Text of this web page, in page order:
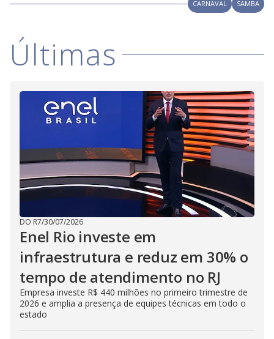
V
i
d
o
d CARNAVAL SAMBA
Últimas
DO R7/30/07/2026
Enel Rio investe em
infraestrutura e reduz em 30% o
tempo de atendimento no RJ
Empresa investe R$ 440 milhões no primeiro trimestre de
2026 e amplia a presença de equipes técnicas em todo o
estado